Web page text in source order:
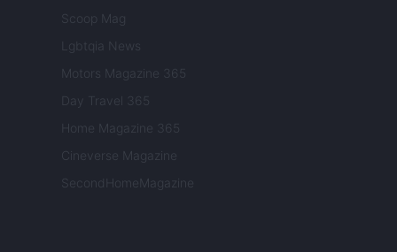
Scoop Mag
Lgbtqia News
Motors Magazine 365
Day Travel 365
Home Magazine 365
Cineverse Magazine
SecondHomeMagazine